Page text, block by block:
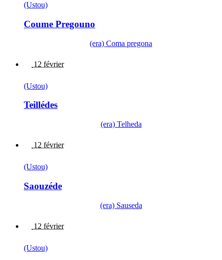
(Ustou)
Coume Pregouno
(era) Coma pregona
12 février
(Ustou)
Teillédes
(era) Telheda
12 février
(Ustou)
Saouzéde
(era) Sauseda
12 février
(Ustou)